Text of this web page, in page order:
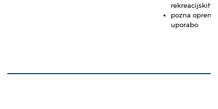
rekreacijskih
pozna
uporabo